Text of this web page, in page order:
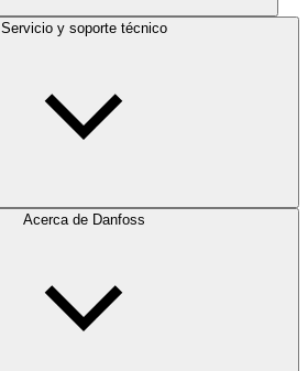
Servicio y soporte técnico
Acerca de Danfoss